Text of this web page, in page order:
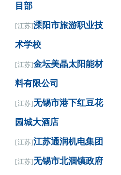
目部
[江苏]溧阳市旅游职业技
术学校
[江苏]金坛美晶太阳能材
料有限公司
[江苏]无锡市港下红豆花
园城大酒店
[江苏]江苏通润机电集团
[江苏]无锡市北涸镇政府